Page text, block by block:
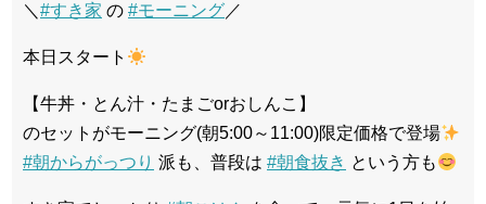
＼ #すき家 の #モーニング／
本日スタート
【牛丼・とん汁・たまごorおしんこ】
のセットがモーニング(朝5:00～11:00)限定価格で登場
#朝からがっつり 派も、普段は #朝食抜き という方も